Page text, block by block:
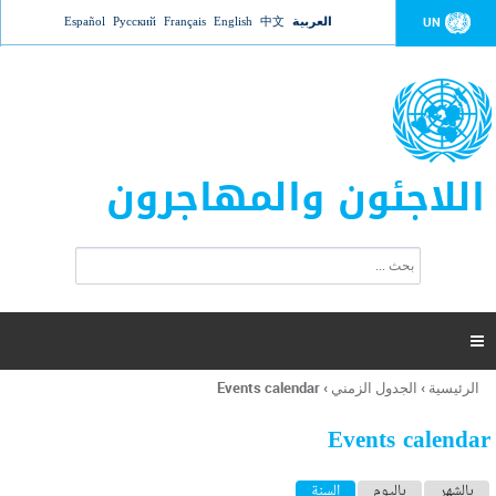
Jump to navigation UN العربية 中文
English
Français
Русский
Español
اللاجئون والمهاجرون
ت
ر
ل
ح
ب

أنت
هنا
الرئيسية › الجدول الزمني ›
Events calendar
Events calendar